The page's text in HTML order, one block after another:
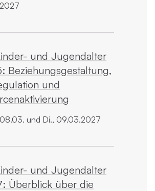
und Jugendalter
Beziehungsgestaltung,
und
und Di., 09.03.2027
und Jugendalter
Überblick über die